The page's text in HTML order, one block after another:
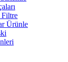
Filtre
Ürünle